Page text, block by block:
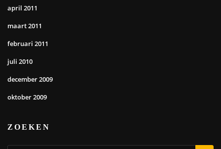
april 2011
maart 2011
februari 2011
juli 2010
december 2009
oktober 2009
ZOEKEN